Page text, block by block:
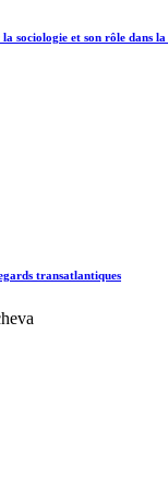
sociologie et son rôle dans la
transatlantiques